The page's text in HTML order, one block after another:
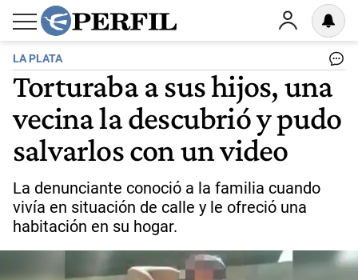
LA PLATA
Torturaba a sus hijos, una
vecina la descubrió y pudo
salvarlos con un video
La denunciante conoció a la familia cuando
vivía en situación de calle y le ofreció una
habitación en su hogar.